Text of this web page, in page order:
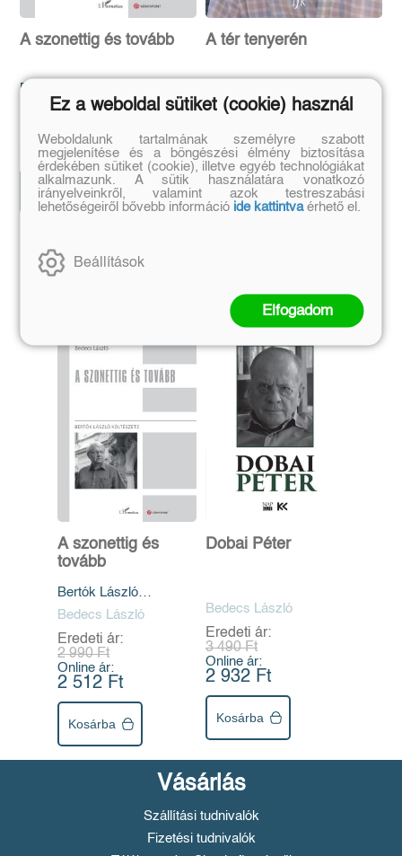
A szonettig és tovább
Bertók László költészete
Bedecs László
Eredeti ár:
2 990 Ft
Online ár:
2 512 Ft
Kosárba
A tér tenyerén
Zoltán életművéhez
Kántás Balázs
Eredeti ár:
2 500 Ft
Online ár:
2 100 Ft
Kosárba
Szerző további művei
A szonettig és
tovább
Bertók László
költészete
Bedecs László
Eredeti ár:
2 990 Ft
Online ár:
2 512 Ft
Kosárba
Dobai Péter
Bedecs László
Eredeti ár:
3 490 Ft
Online ár:
2 932 Ft
Kosárba
Vásárlás
Szállítási tudnivalók
Fizetési tudnivalók
Ez a weboldal sütiket (cookie) használ
Weboldalunk tartalmának személyre szabott
megjelenítése és a böngészési élmény biztosítása
érdekében sütiket (cookie), illetve egyéb technológiákat
alkalmazunk. A sütik használatára vonatkozó
irányelveinkről, valamint azok testreszabási
lehetőségeiről bővebb információ ide kattintvaérhető el.
Beállítások
Elfogadom